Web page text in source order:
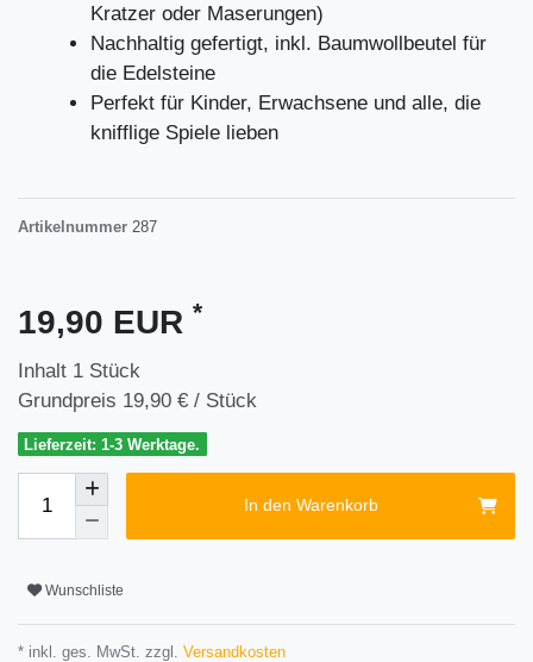
Kratzer oder Maserungen)
Nachhaltig gefertigt, inkl. Baumwollbeutel für
die Edelsteine
Perfekt für Kinder, Erwachsene und alle, die
knifflige Spiele lieben
Artikelnummer 287
19,90 EUR *
Inhalt 1 Stück
Grundpreis 19,90 € / Stück
Lieferzeit: 1-3 Werktage.
In den Warenkorb
Wunschliste
* inkl. ges. MwSt. zzgl. Versandkosten